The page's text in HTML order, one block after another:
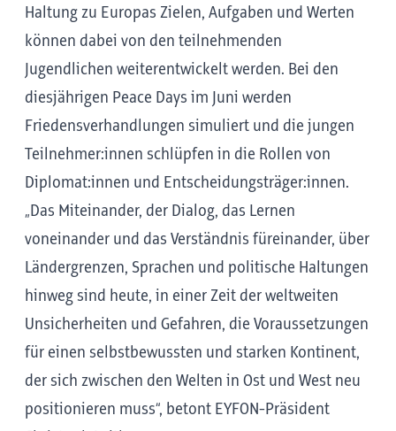
Haltung zu Europas Zielen, Aufgaben und Werten
können dabei von den teilnehmenden
Jugendlichen weiterentwickelt werden. Bei den
diesjährigen Peace Days im Juni werden
Friedensverhandlungen simuliert und die jungen
Teilnehmer:innen schlüpfen in die Rollen von
Diplomat:innen und Entscheidungsträger:innen.
„Das Miteinander, der Dialog, das Lernen
voneinander und das Verständnis füreinander, über
Ländergrenzen, Sprachen und politische Haltungen
hinweg sind heute, in einer Zeit der weltweiten
Unsicherheiten und Gefahren, die Voraussetzungen
für einen selbstbewussten und starken Kontinent,
der sich zwischen den Welten in Ost und West neu
positionieren muss“, betont EYFON-Präsident